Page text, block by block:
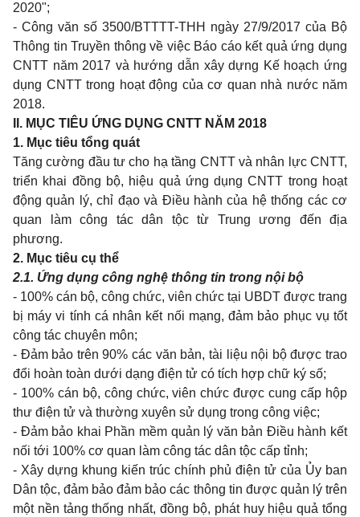
2020";
- Công văn số 3500/BTTTT-THH ngày 27/9/2017 của Bộ
Thông tin Truyền thông về việc Báo cáo kết quả ứng dụng
CNTT năm 2017 và hướng dẫn xây dựng Kế hoạch ứng
dụng CNTT trong hoạt động của cơ quan nhà nước năm
2018.
II. MỤC TIÊU ỨNG DỤNG CNTT NĂM 2018
1. Mục tiêu tổng quát
Tăng cường đầu tư cho hạ tầng CNTT và nhân lực CNTT,
triển khai đồng bộ, hiệu quả ứng dụng CNTT trong hoạt
động quản lý, chỉ đạo và Điều hành của hệ thống các cơ
quan làm công tác dân tộc từ Trung ương đến địa
phương.
2. Mục tiêu cụ thể
2.1. Ứng dụng công nghệ thông tin trong nội bộ
- 100% cán bộ, công chức, viên chức tại UBDT được trang
bị máy vi tính cá nhân kết nối mạng, đảm bảo phục vụ tốt
công tác chuyên môn;
- Đảm bảo trên 90% các văn bản, tài liệu nội bộ được trao
đổi hoàn toàn dưới dạng điện tử có tích hợp chữ ký số;
- 100% cán bộ, công chức, viên chức được cung cấp hộp
thư điện tử và thường xuyên sử dụng trong công việc;
- Đảm bảo khai Phần mềm quản lý văn bản Điều hành kết
nối tới 100% cơ quan làm công tác dân tộc cấp tỉnh;
- Xây dựng khung kiến trúc chính phủ điện tử của Ủy ban
Dân tộc, đảm bảo đảm bảo các thông tin được quản lý trên
một nền tảng thống nhất, đồng bộ, phát huy hiệu quả tổng